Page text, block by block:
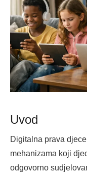
Uvod
Digitalna prava
mehanizama koji
odgovorno